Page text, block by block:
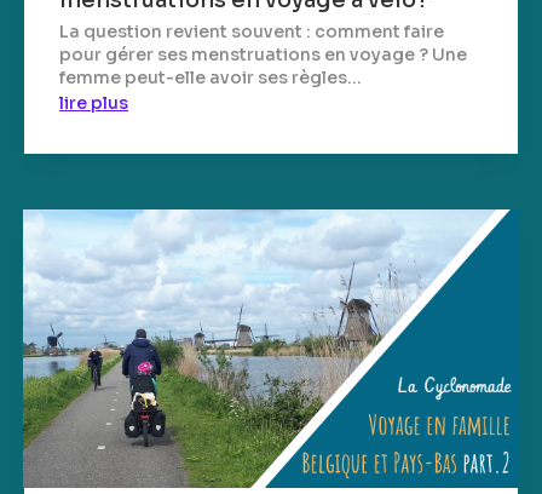
La question revient souvent : comment faire
pour gérer ses menstruations en voyage ? Une
femme peut-elle avoir ses règles...
lire plus